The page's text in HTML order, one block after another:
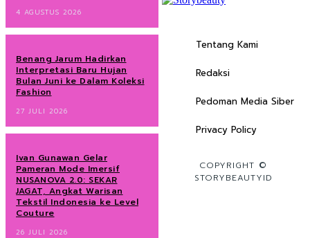
4 AGUSTUS 2026
Benang Jarum Hadirkan
Interpretasi Baru Hujan
Bulan Juni ke Dalam Koleksi
Fashion
27 JULI 2026
Ivan Gunawan Gelar
Pameran Mode Imersif
NUSANOVA 2.0: SEKAR
JAGAT, Angkat Warisan
Tekstil Indonesia ke Level
Couture
26 JULI 2026
Tentang Kami
Redaksi
Pedoman Media Siber
Privacy Policy
COPYRIGHT ©
STORYBEAUTYID